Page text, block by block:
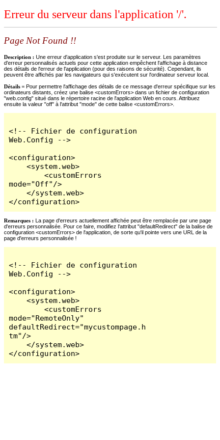
Erreur du serveur dans l'application '/'.
Page Not Found !!
Description : Une erreur d'application s'est produite sur le serveur. Les paramètres
d'erreur personnalisés actuels pour cette application empêchent l'affichage à distance
des détails de l'erreur de l'application (pour des raisons de sécurité). Cependant, ils
peuvent être affichés par les navigateurs qui s'exécutent sur l'ordinateur serveur local.
Détails = Pour permettre l'affichage des détails de ce message d'erreur spécifique sur les
ordinateurs distants, créez une balise <customErrors> dans un fichier de configuration
"web.config" situé dans le répertoire racine de l'application Web en cours. Attribuez
ensuite la valeur "off" à l'attribut "mode" de cette balise <customErrors>.
<!-- Fichier de configuration
Web.Config -->
<configuration>
    <system.web>
        <customErrors
mode="Off"/>
    </system.web>
</configuration>
Remarques : La page d'erreurs actuellement affichée peut être remplacée par une page
d'erreurs personnalisée. Pour ce faire, modifiez l'attribut "defaultRedirect" de la balise de
configuration <customErrors> de l'application, de sorte qu'il pointe vers une URL de la
page d'erreurs personnalisée !
<!-- Fichier de configuration
Web.Config -->
<configuration>
    <system.web>
        <customErrors
mode="RemoteOnly"
defaultRedirect="mycustompage.h
tm"/>
    </system.web>
</configuration>